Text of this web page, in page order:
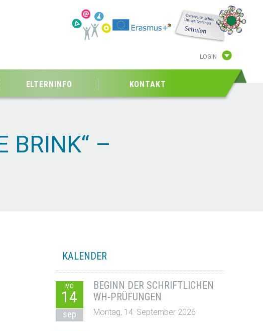
LOGIN
ELTERNINFO KONTAKT
BRINK“ –
KALENDER
MO
14
sep
BEGINN DER SCHRIFTLICHEN
WH-PRÜFUNGEN
Montag, 14. September 2026